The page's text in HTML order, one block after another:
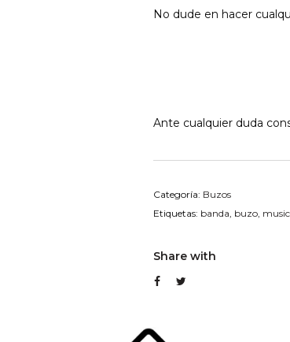
No dude en hacer
Ante cualquier duda
Categoría: Buzos
Etiquetas: banda, buzo,
Share with